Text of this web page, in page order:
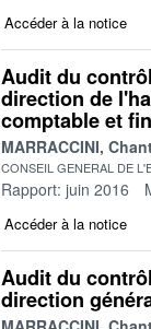
Accéder à la notice
Audit du
direction de
comptable et
MARRACCINI,
CONSEIL GENERAL DE
Rapport: juin 2016
Accéder à la notice
Audit du
direction